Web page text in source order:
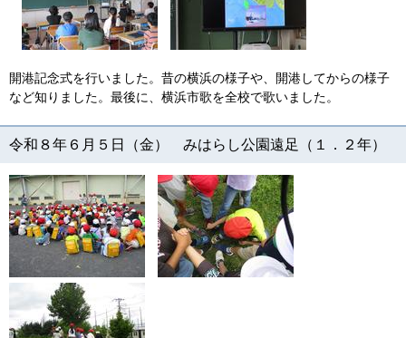
開港記念式を行いました。昔の横浜の様子や、開港してからの様子
など知りました。最後に、横浜市歌を全校で歌いました。
令和８年６月５日（金） みはらし公園遠足（１．２年）